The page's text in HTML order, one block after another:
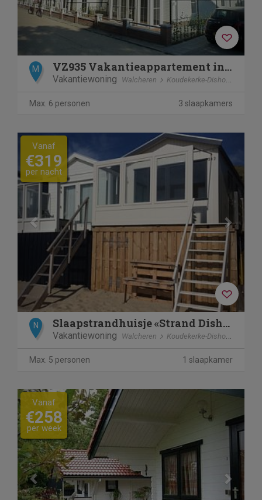
M VZ935 Vakantieappartement in Koudekerke Dishoek
Vakantiewoning Walcheren Koudekerke-Dishoek
Max. 6 personen 3 slaapkamers
Previous
Vanaf
€319
per nacht
N Slaapstrandhuisje «Strand Dishoek 342»
Vakantiewoning Walcheren Koudekerke-Dishoek
Max. 5 personen 1 slaapkamer
Previous Next
Vanaf
€258
per week